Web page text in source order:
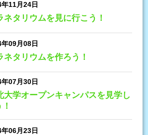
11月24日
ネタリウムを見に行こう！
09月08日
ネタリウムを作ろう！
07月30日
大学オープンキャンパスを見学し
06月23日